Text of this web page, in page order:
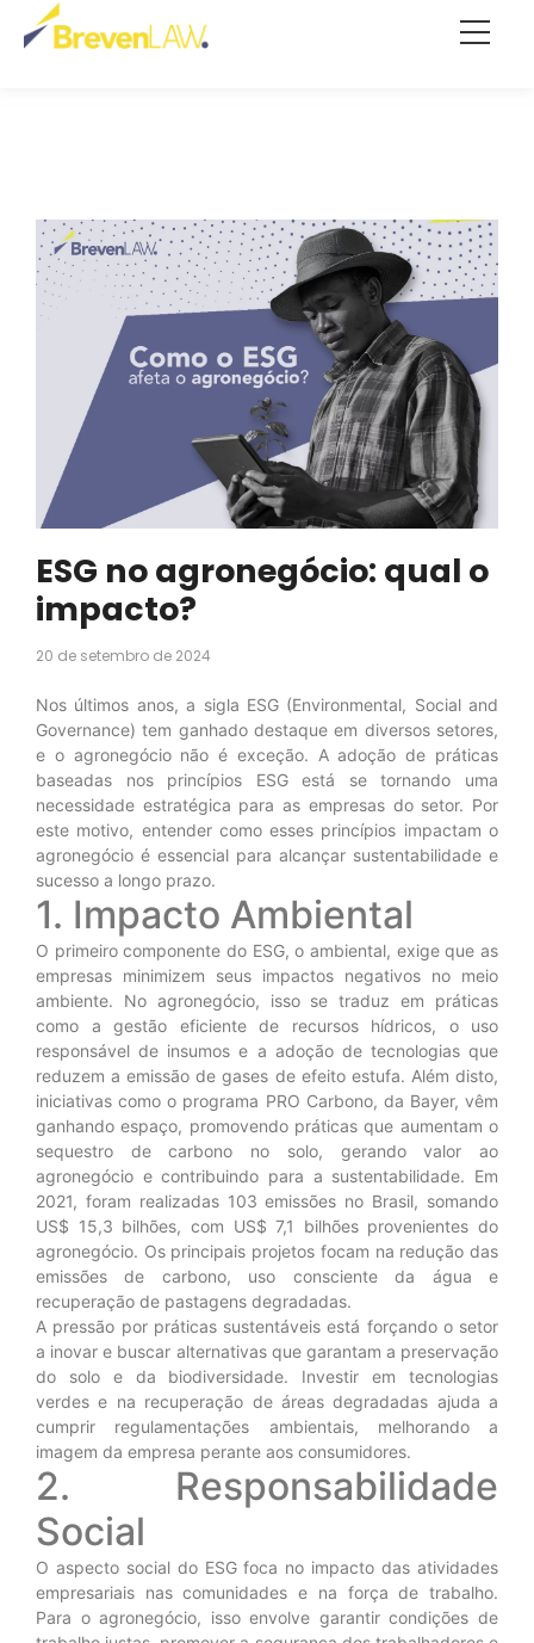
ESG no agronegócio: qual o
impacto?
20 de setembro de 2024
Nos últimos anos, a sigla ESG (Environmental, Social and
Governance) tem ganhado destaque em diversos setores,
e o agronegócio não é exceção. A adoção de práticas
baseadas nos princípios ESG está se tornando uma
necessidade estratégica para as empresas do setor. Por
este motivo, entender como esses princípios impactam o
agronegócio é essencial para alcançar sustentabilidade e
sucesso a longo prazo.
1. Impacto Ambiental
O primeiro componente do ESG, o ambiental, exige que as
empresas minimizem seus impactos negativos no meio
ambiente. No agronegócio, isso se traduz em práticas
como a gestão eficiente de recursos hídricos, o uso
responsável de insumos e a adoção de tecnologias que
reduzem a emissão de gases de efeito estufa. Além disto,
iniciativas como o programa PRO Carbono, da Bayer, vêm
ganhando espaço, promovendo práticas que aumentam o
sequestro de carbono no solo, gerando valor ao
agronegócio e contribuindo para a sustentabilidade. Em
2021, foram realizadas 103 emissões no Brasil, somando
US$ 15,3 bilhões, com US$ 7,1 bilhões provenientes do
agronegócio. Os principais projetos focam na redução das
emissões de carbono, uso consciente da água e
recuperação de pastagens degradadas.
A pressão por práticas sustentáveis está forçando o setor
a inovar e buscar alternativas que garantam a preservação
do solo e da biodiversidade. Investir em tecnologias
verdes e na recuperação de áreas degradadas ajuda a
cumprir regulamentações ambientais, melhorando a
imagem da empresa perante aos consumidores.
2. Responsabilidade
Social
O aspecto social do ESG foca no impacto das atividades
empresariais nas comunidades e na força de trabalho.
Para o agronegócio, isso envolve garantir condições de